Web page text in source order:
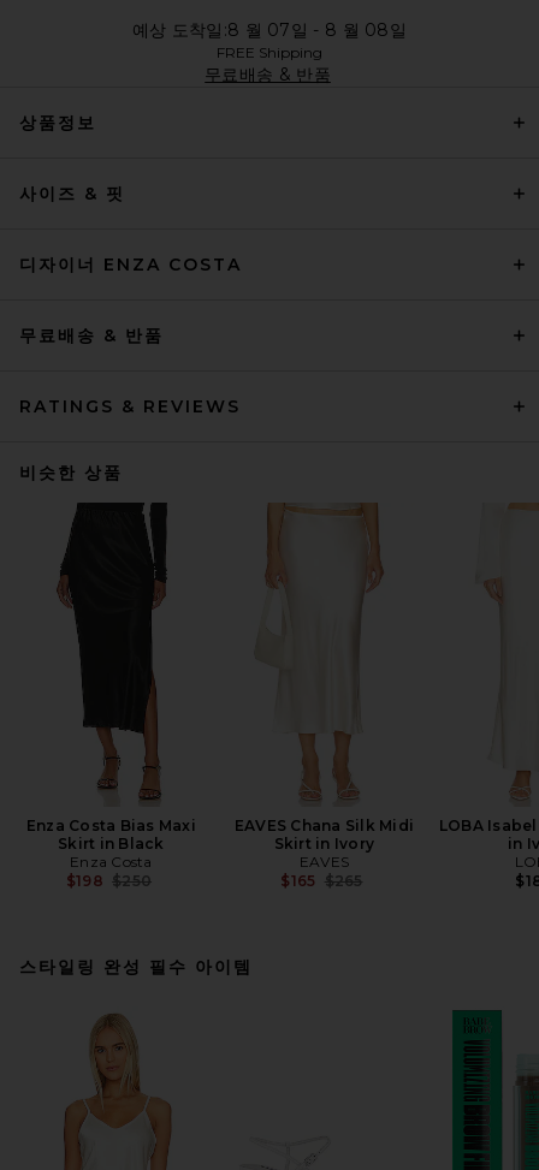
예상 도착일:8 월 07일 - 8 월 08일
FREE Shipping
무료배송 & 반품
상품정보
사이즈 & 핏
디자이너 ENZA COSTA
무료배송 & 반품
RATINGS & REVIEWS
비슷한 상품
Enza Costa Bias Maxi
Skirt in Black
Enza Costa
$198 Previous price:
$250
EAVES Chana Silk Midi
Skirt in Ivory
EAVES
$165 Previous price:
$265
LOBA
in
스타일링 완성 필수 아이템